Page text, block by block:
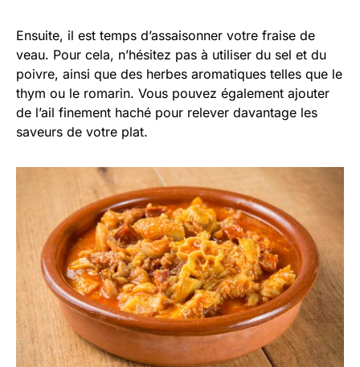
Ensuite, il est temps d’assaisonner votre fraise de
veau. Pour cela, n’hésitez pas à utiliser du sel et du
poivre, ainsi que des herbes aromatiques telles que le
thym ou le romarin. Vous pouvez également ajouter
de l’ail finement haché pour relever davantage les
saveurs de votre plat.